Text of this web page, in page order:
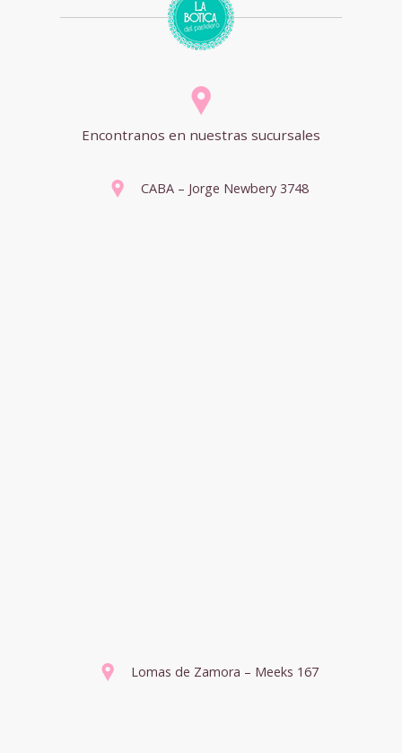
Encontranos en nuestras sucursales
CABA – Jorge Newbery 3748
Lomas de Zamora – Meeks 167